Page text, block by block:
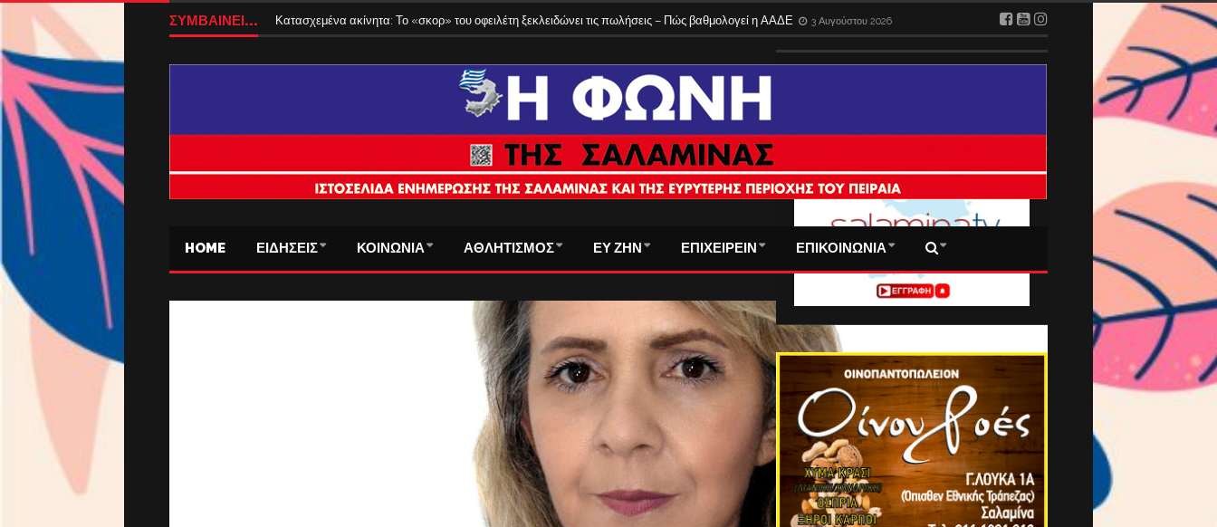
ΣΥΜΒΑΙΝΕΙ...
Κατασχεμένα ακίνητα: Το «σκορ» του οφειλέτη ξεκλειδώνει τις πωλήσεις – Πώς βαθμολογεί η ΑΑΔΕ 3 Αυγούστου 2026
ΕΝΦΙΑ 2027: Αλλάζει ο τρόπος υπολογισμού 3 Αυγούστου 2026
HOME ΕΙΔΗΣΕΙΣ ΚΟΙΝΩΝΙΑ ΑΘΛΗΤΙΣΜΟΣ ΕΥ ΖΗΝ ΕΠΙΧΕΙΡΕΙΝ ΕΠΙΚΟΙΝΩΝΙΑ